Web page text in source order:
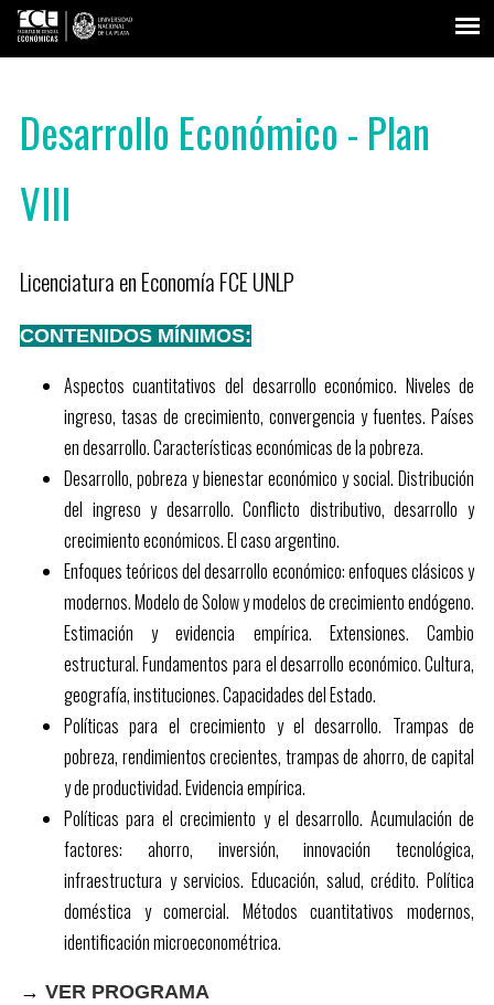
Desarrollo Económico - Plan
VIII
Licenciatura en Economía FCE UNLP
CONTENIDOS MÍNIMOS:
Aspectos cuantitativos del desarrollo económico. Niveles de
ingreso, tasas de crecimiento, convergencia y fuentes. Países
en desarrollo. Características económicas de la pobreza.
Desarrollo, pobreza y bienestar económico y social. Distribución
del ingreso y desarrollo. Conflicto distributivo, desarrollo y
crecimiento económicos. El caso argentino.
Enfoques teóricos del desarrollo económico: enfoques clásicos y
modernos. Modelo de Solow y modelos de crecimiento endógeno.
Estimación y evidencia empírica. Extensiones. Cambio
estructural. Fundamentos para el desarrollo económico. Cultura,
geografía, instituciones. Capacidades del Estado.
Políticas para el crecimiento y el desarrollo. Trampas de
pobreza, rendimientos crecientes, trampas de ahorro, de capital
y de productividad. Evidencia empírica.
Políticas para el crecimiento y el desarrollo. Acumulación de
factores: ahorro, inversión, innovación tecnológica,
infraestructura y servicios. Educación, salud, crédito. Política
doméstica y comercial. Métodos cuantitativos modernos,
identificación microeconométrica.
→ VER PROGRAMA